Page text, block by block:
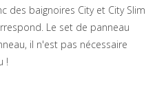
des baignoires City et City Slim
Le set de panneau
il n'est pas nécessaire
!